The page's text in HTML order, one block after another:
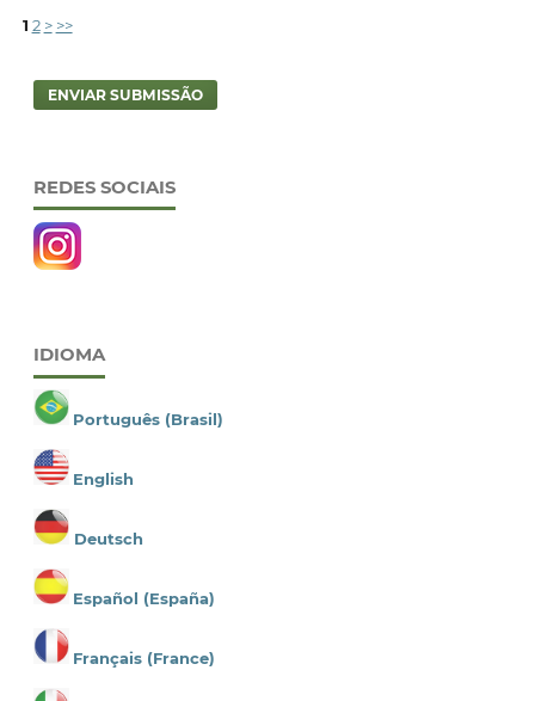
1 2 > >>
ENVIAR SUBMISSÃO
REDES SOCIAIS
IDIOMA
Português (Brasil)
English
Deutsch
Español (España)
Français (France)